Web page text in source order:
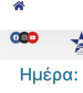
Ημέρα: